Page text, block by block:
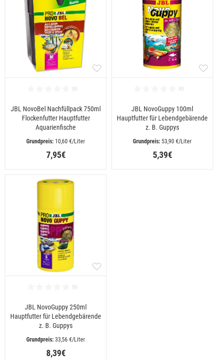
JBL NovoBel Nachfüllpack 750ml
Flockenfutter Hauptfutter
Aquarienfische
10,60 €/Liter
7,95€
JBL NovoGuppy 100ml
Hauptfutter für Lebendgebärende
z. B. Guppys
53,90 €/Liter
5,39€
JBL NovoGuppy 250ml
Hauptfutter für Lebendgebärende
z. B. Guppys
33,56 €/Liter
8,39€